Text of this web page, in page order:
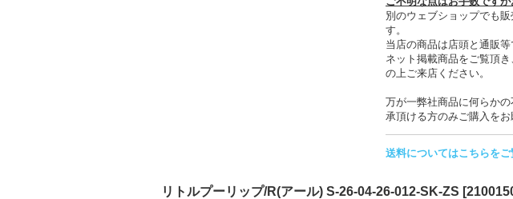
別のウェブショップでも
す。
当店の商品は店頭と通販
ネット掲載商品をご覧頂
の上ご来店ください。
万が一弊社商品に何らか
承頂ける方のみご購入をお
送料についてはこちらをご
リトルプーリップ/R(アール) S-26-04-26-012-SK-ZS [